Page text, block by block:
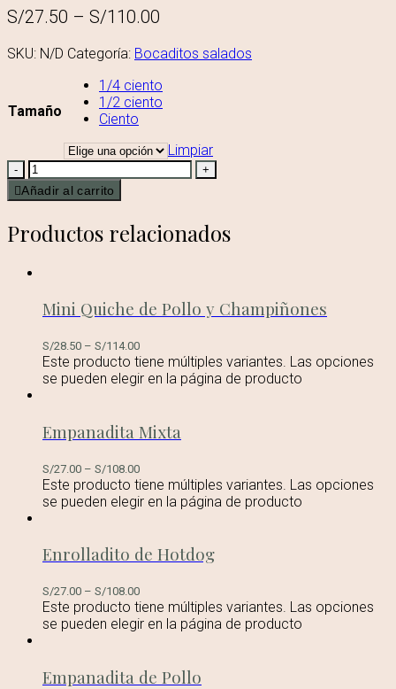
S/27.50 – S/110.00
SKU: N/D Categoría: Bocaditos salados
Tamaño
1/4 ciento
1/2 ciento
Ciento
Limpiar
- +
Añadir al carrito
Productos relacionados
Mini Quiche de Pollo y Champiñones
S/28.50 – S/114.00
Este producto tiene múltiples variantes. Las opciones
se pueden elegir en la página de producto
Empanadita Mixta
S/27.00 – S/108.00
Este producto tiene múltiples variantes. Las opciones
se pueden elegir en la página de producto
Enrolladito de Hotdog
S/27.00 – S/108.00
Este producto tiene múltiples variantes. Las opciones
se pueden elegir en la página de producto
Empanadita de Pollo